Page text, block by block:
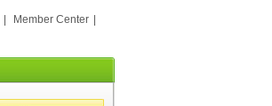
Member Center